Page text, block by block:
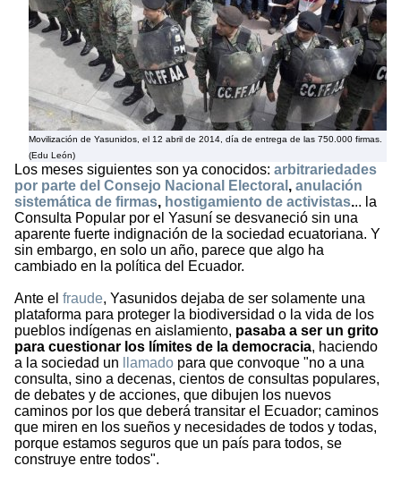
Movilización de Yasunidos, el 12 abril de 2014, día de entrega de las 750.000 firmas.
(Edu León)
Los meses siguientes son ya conocidos: arbitrariedades
por parte del Consejo Nacional Electoral , anulación
sistemática de firmas, hostigamiento de activistas... la
Consulta Popular por el Yasuní se desvaneció sin una
aparente fuerte indignación de la sociedad ecuatoriana. Y
sin embargo, en solo un año, parece que algo ha
cambiado en la política del Ecuador.
Ante el fraude, Yasunidos dejaba de ser solamente una
plataforma para proteger la biodiversidad o la vida de los
pueblos indígenas en aislamiento, pasaba a ser un grito
para cuestionar los límites de la democracia, haciendo
a la sociedad un
llamado para que convoque "no a una
consulta, sino a decenas, cientos de consultas populares,
de debates y de acciones, que dibujen los nuevos
caminos por los que deberá transitar el Ecuador; caminos
que miren en los sueños y necesidades de todos y todas,
porque estamos seguros que un país para todos, se
construye entre todos".